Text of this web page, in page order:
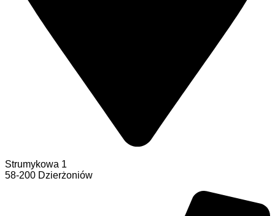
Strumykowa 1
58-200 Dzierżoniów